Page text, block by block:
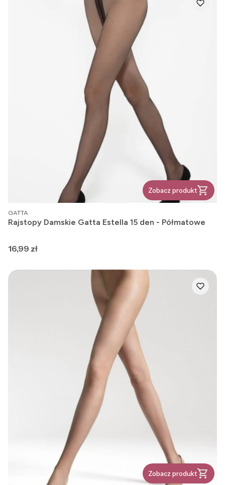
Zobacz produkt
PRODUCENT
GATTA
Rajstopy Damskie Gatta Estella 15 den - Półmatowe
Cena
16,99 zł
Zobacz produkt